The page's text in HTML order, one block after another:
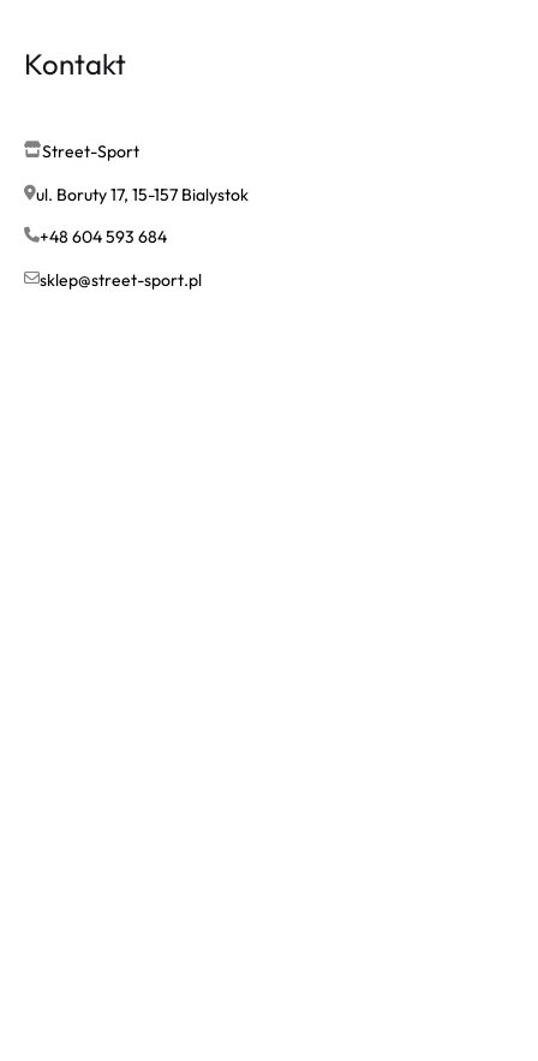
Kontakt
Street-Sport
ul. Boruty 17, 15-157 Bialystok
+48 604 593 684
sklep@street-sport.pl